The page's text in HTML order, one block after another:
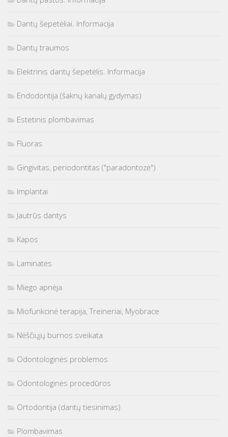
Dantų šepetėliai. Informacija
Dantų traumos
Elektrinis dantų šepetėlis. Informacija
Endodontija (šaknų kanalų gydymas)
Estetinis plombavimas
Fluoras
Gingivitas, periodontitas ("paradontozė")
Implantai
Jautrūs dantys
Kapos
Laminatės
Miego apnėja
Miofunkcinė terapija, Treineriai, Myobrace
Nėščiųjų burnos sveikata
Odontologinės problemos
Odontologinės procedūros
Ortodontija (dantų tiesinimas)
Plombavimas